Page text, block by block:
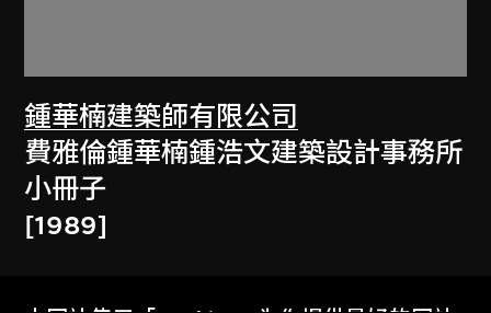
鍾華楠建築師有限公司
費雅倫鍾華楠鍾浩文建築設計事務所
小冊子
[1989]